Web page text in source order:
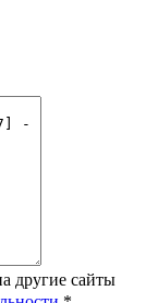
другие сайты